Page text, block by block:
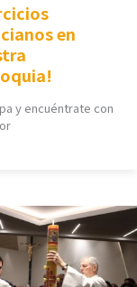
en
y encuéntrate con